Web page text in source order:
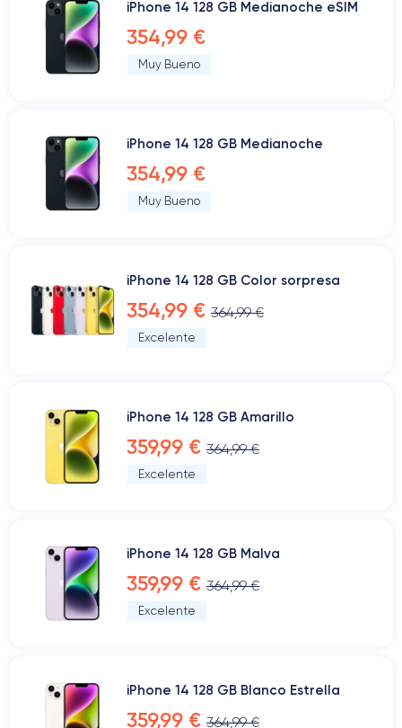
iPhone 14 128 GB Medianoche eSIM
354,99 €
Muy Bueno
iPhone 14 128 GB Medianoche
354,99 €
Muy Bueno
iPhone 14 128 GB Color sorpresa
354,99 € 364,99 €
Excelente
iPhone 14 128 GB Amarillo
359,99 € 364,99 €
Excelente
iPhone 14 128 GB Malva
359,99 € 364,99 €
Excelente
iPhone 14 128 GB Blanco Estrella
359,99 € 364,99 €